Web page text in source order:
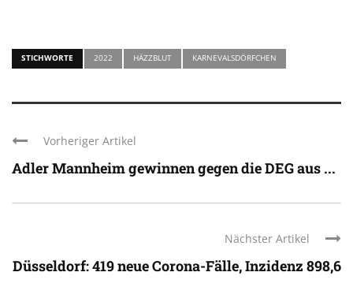
STICHWORTE 2022 HÄZZBLUT KARNEVALSDÖRFCHEN
Vorheriger Artikel
Adler Mannheim gewinnen gegen die DEG aus ...
Nächster Artikel
Düsseldorf: 419 neue Corona-Fälle, Inzidenz 898,6